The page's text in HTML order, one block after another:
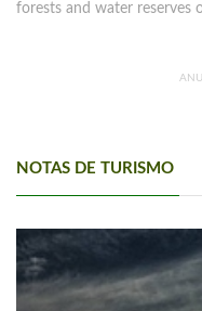
forests and water reserves
NOTAS DE TURISMO